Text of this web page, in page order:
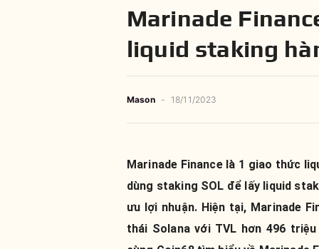
Marinade
liquid staking
Mason - 18/11/2023
Marinade Finance là 1 giao thức
dùng staking SOL để lấy liquid
ưu lợi nhuận. Hiện tại, Marinade
thái Solana với TVL hơn 496